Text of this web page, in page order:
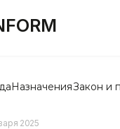
НазначенияЗакон и
2025